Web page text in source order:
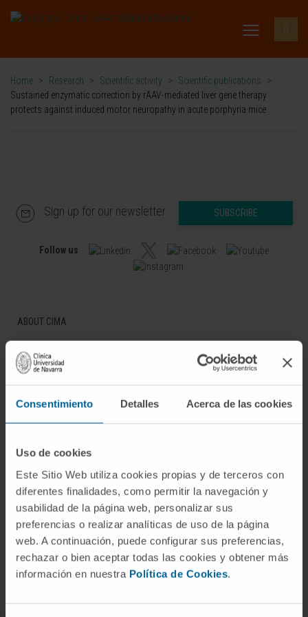
Consentimiento Detalles Acerca de las cookies
Uso de cookies
Este Sitio Web utiliza cookies propias y de terceros con
diferentes finalidades, como permitir la navegación y
usabilidad de la página web, personalizar sus
preferencias o realizar analíticas de uso de la página
web. A continuación, puede configurar sus preferencias,
rechazar o bien aceptar todas las cookies y obtener más
información en nuestra Política de Cookies.
Home > Research > Scientific activity > Scientific publications
>
Sustained enzymatic correction by rAAV-mediated liver gene therapy
protects against induced motor neuropathy in acute porphyria mice
Sign up for our newsletter SUBSCRIBE
Follow us
ABOUT CIMA
Research Center of the Clinica
DISEASES
Cancer
Cardiovascular diseases
Liver diseases
Nervous System diseases